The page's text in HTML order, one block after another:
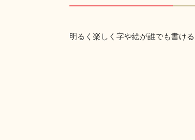
明るく楽しく字や絵が誰でも書け